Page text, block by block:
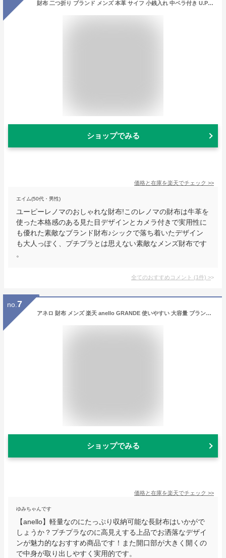
財布 二つ折り ブランド メンズ 本革 サイフ 小銭入れ 中ベラ付き U.Prenoma U.P レノマ No:61R643 札入れ 牛革 パスケース レザー 財布 化粧箱入り 就職 卒業 入学 お祝い ギフト 贈り物 プレゼント
ショップでみる
価格と在庫を楽天でチェック >>
エイム(50代・男性)
ユーピーレノマのおしゃれな財布!このレノマの財布は牛革を
使った本格感のある見た目デザインとカメラ付きで実用性に
も優れた素敵なブランド財布♪シックで落ち着いたデザイン
も大人っぽく、プチプラとは思えない素敵なメンズ財布です
。
全てのおすすめコメント (1件) >
no. 7
アネロ 財布 メンズ 楽天 anello GRANDE 使いやすい 大容量 ブランド 長財布 レディース 軽量 軽い ラウンドファスナー おしゃれ シンプル 無地 ロゴ 大人 かわいい 小銭入れあり ロングウォレット 大学生 高校生 ギフト プレゼント バレンタインデー ホワイトデー
ショップでみる
価格と在庫を楽天でチェック >>
ゆみちゃんです
【anello】軽量なのにたっぷり収納可能な長財布はいかがで
しょうか？プチプラなのに高見えする上品でお洒落なデザイ
ンが魅力的なおすすめ商品です！また開口部が大きく開くの
で中身が取り出しやすく実用的です。